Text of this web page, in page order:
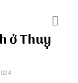
ở Thuỵ